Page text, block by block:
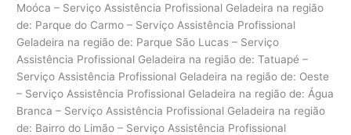
Moóca – Serviço Assistência Profissional Geladeira na região
de: Parque do Carmo – Serviço Assistência Profissional
Geladeira na região de: Parque São Lucas – Serviço
Assistência Profissional Geladeira na região de: Tatuapé –
Serviço Assistência Profissional Geladeira na região de: Oeste
– Serviço Assistência Profissional Geladeira na região de: Água
Branca – Serviço Assistência Profissional Geladeira na região
de: Bairro do Limão – Serviço Assistência Profissional